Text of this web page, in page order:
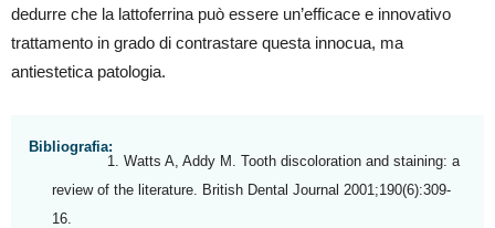
dedurre che la lattoferrina può essere un’efficace e innovativo
trattamento in grado di contrastare questa innocua, ma
antiestetica patologia.
Bibliografia:
Watts A, Addy M. Tooth discoloration and staining: a
review of the literature. British Dental Journal 2001;190(6):309-
16.